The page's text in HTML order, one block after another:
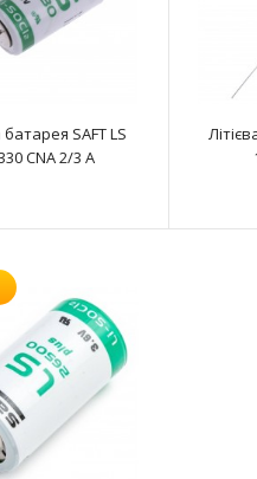
Батарея літієва SAFT LS
літій-тіонілхлоридний Li-
Батарея літієва SAFT LS
літій-тіонілхлоридний Li-
батарея SAFT LS
CNA 2/3 A